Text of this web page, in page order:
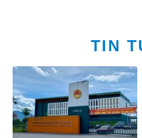
TIN